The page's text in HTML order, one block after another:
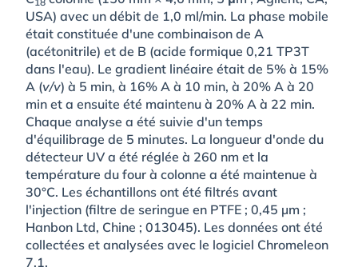
USA) avec un débit de 1,0 ml/min. La phase mobile
était constituée d'une combinaison de A
(acétonitrile) et de B (acide formique 0,21 TP3T
dans l'eau). Le gradient linéaire était de 5% à 15%
A (v/v) à 5 min, à 16% A à 10 min, à 20% A à 20
min et a ensuite été maintenu à 20% A à 22 min.
Chaque analyse a été suivie d'un temps
d'équilibrage de 5 minutes. La longueur d'onde du
détecteur UV a été réglée à 260 nm et la
température du four à colonne a été maintenue à
30°C. Les échantillons ont été filtrés avant
l'injection (filtre de seringue en PTFE ; 0,45 µm ;
Hanbon Ltd, Chine ; 013045). Les données ont été
collectées et analysées avec le logiciel Chromeleon
7.1.